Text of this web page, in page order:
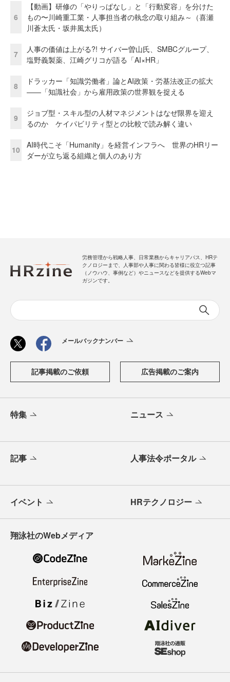
6
【動画】研修の「やりっぱなし」と「行動変容」を分けた
もの〜川崎重工業・人事担当者の執念の取り組み～（喜瀬
川蒼太氏・坂井風太氏）
7
人事の価値は上がる?! サイバー曽山氏、SMBCグループ、
塩野義製薬、江崎グリコが語る「AI×HR」
8
ドラッカー「知識労働者」論とAI政策・労基法改正の拡大
——「知識社会」から雇用政策の世界観を捉える
9
ジョブ型・スキル型の人材マネジメントはなぜ限界を迎え
るのか ケイパビリティ型との比較で読み解く違い
10
AI時代こそ「Humanity」を経営インフラへ 世界のHRリー
ダーが立ち返る組織と個人のあり方
労務管理から戦略人事、日常業務からキャリアパス、HRテ
クノロジーまで、人事部や人事に関わる皆様に役立つ記事
（ノウハウ、事例など）やニュースなどを提供するWebマ
ガジンです。
メールバックナンバー
記事掲載のご依頼 広告掲載のご案内
特集 ニュース
記事 人事法令ポータル
イベント HRテクノロジー
翔泳社のWebメディア